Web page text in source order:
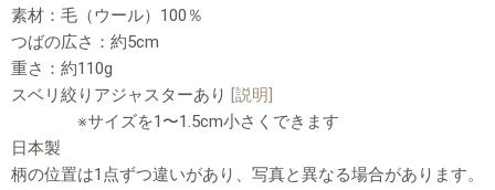
素材：毛（ウール）100％
つばの広さ：約5cm
重さ：約110g
スベリ絞りアジャスターあり [説明]
※サイズを1〜1.5cm小さくできます
日本製
柄の位置は1点ずつ違いがあり、写真と異なる場合があります。